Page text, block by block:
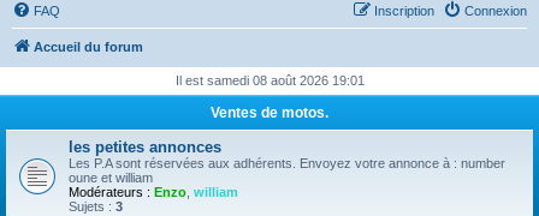
FAQ Connexion
Inscription
Accueil du forum
Il est samedi 08 août 2026 19:01
Ventes de motos.
les petites annonces
Les P.A sont réservées aux adhérents. Envoyez votre annonce à : number
oune et william
Modérateurs : Enzo william
Sujets : 3